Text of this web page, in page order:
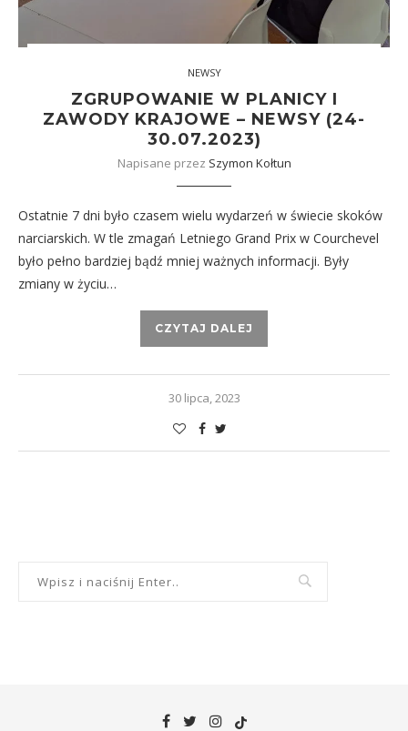
NEWSY
ZGRUPOWANIE W PLANICY I
ZAWODY KRAJOWE – NEWSY (24-
30.07.2023)
Napisane przez Szymon Kołtun
Ostatnie 7 dni było czasem wielu wydarzeń w świecie skoków
narciarskich. W tle zmagań Letniego Grand Prix w Courchevel
było pełno bardziej bądź mniej ważnych informacji. Były
zmiany w życiu…
CZYTAJ DALEJ
30 lipca, 2023